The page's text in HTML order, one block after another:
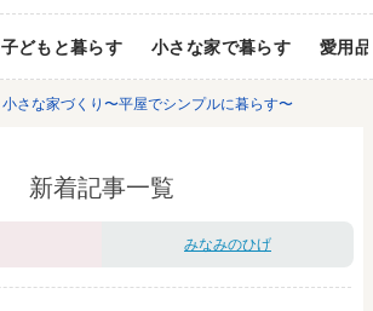
子どもと暮らす 小さな家で暮らす 愛用品
小さな家づくり〜平屋でシンプルに暮らす〜
新着記事一覧
みなみのひげ